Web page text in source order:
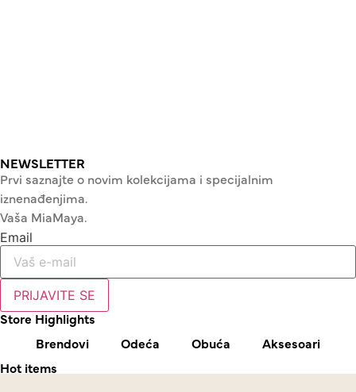
NEWSLETTER
Prvi saznajte o novim kolekcijama i specijalnim
iznenađenjima.
Vaša MiaMaya.
Email
PRIJAVITE SE
Store Highlights
Brendovi
Odeća Obuća
Aksesoari
Hot items